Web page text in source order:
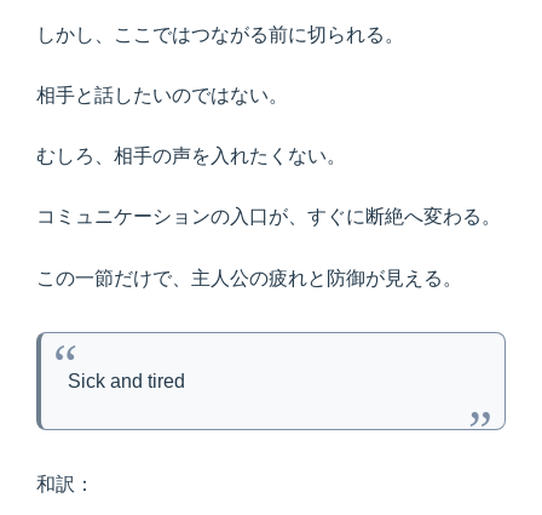
しかし、ここではつながる前に切られる。
相手と話したいのではない。
むしろ、相手の声を入れたくない。
コミュニケーションの入口が、すぐに断絶へ変わる。
この一節だけで、主人公の疲れと防御が見える。
Sick and tired
和訳：